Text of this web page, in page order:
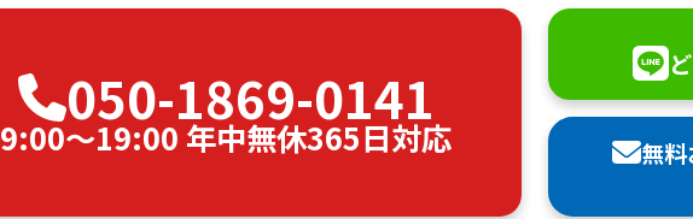
050-1869-0141
9:00〜19:00 年中無休365日対応 無